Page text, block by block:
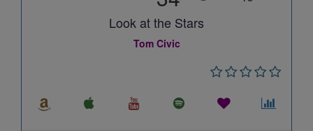
Look at the Stars
Tom Civic